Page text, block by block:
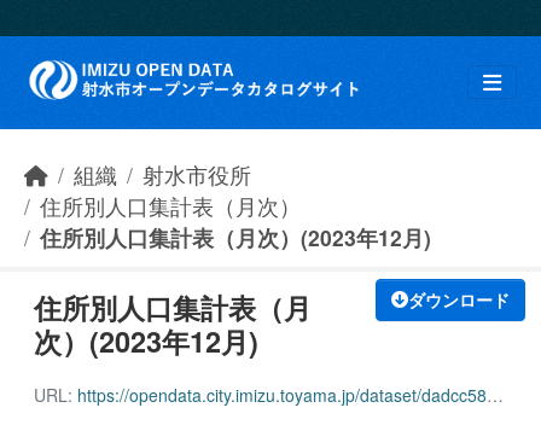
組織
射水市役所
住所別人口集計表（月次）
住所別人口集計表（月次）(2023年12月)
ダウンロード
住所別人口集計表（月
次）(2023年12月)
URL: https://opendata.city.imizu.toyama.jp/dataset/dadcc58b-d4fb-4eae-9c30-612a41b08c0b/resource/f8941f17-d7f6-4448-a7d5-7b574379ab78/download/162116_adress_population_all_202312.pdf